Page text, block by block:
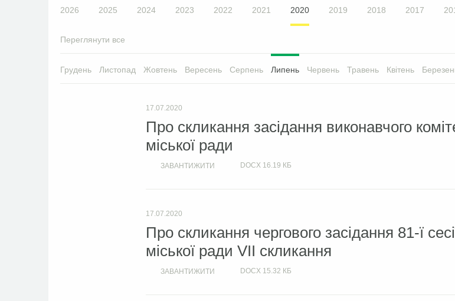
2026 2025 2024 2023 2022 2021 2020 2019 2018 2017
Переглянути все
Грудень Листопад Жовтень Вересень Серпень Липень Червень Травень Квітень
17.07.2020
Про скликання засідання виконавчого
міської ради
ЗАВАНТИЖИТИ DOCX 16.19 КБ
17.07.2020
Про скликання чергового засідання 81-ї
міської ради VII скликання
ЗАВАНТИЖИТИ DOCX 15.32 КБ